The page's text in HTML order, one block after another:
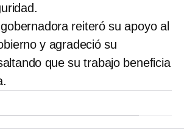
reiteró su apoyo al
y agradeció su
que su trabajo beneficia